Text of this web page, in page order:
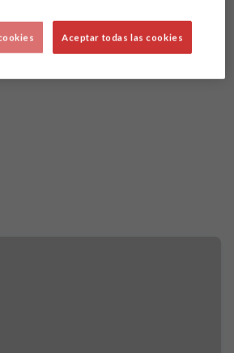
Aceptar todas las cookies